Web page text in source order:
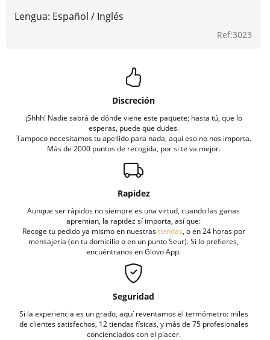
Lengua: Español / Inglés
Ref:3023
Discreción
¡Shhh! Nadie sabrá de dónde viene este paquete; hasta tú, que lo
esperas, puede que dudes.
Tampoco necesitamos tu apellido para nada, aquí eso no nos importa.
Más de 2000 puntos de recogida, por si te va mejor.
Rapidez
Aunque ser rápidos no siempre es una virtud, cuando las ganas
apremian, la rapidez sí importa, así que:
Recoge tu pedido ya mismo en nuestrastiendas, o en 24 horas por
mensajeria (en tu domicilio o en un punto Seur). Si lo prefieres,
encuéntranos en Glovo App.
Seguridad
Si la experiencia es un grado, aquí reventamos el termómetro: miles
de clientes satisfechos, 12 tiendas físicas, y más de 75 profesionales
concienciados con el placer.